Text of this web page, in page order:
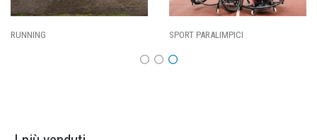
SPORT PARALIMPICI CALCIO